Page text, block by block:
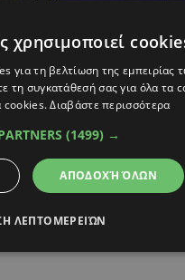
15.06.2021 22:55
Εισέβαλε στην
(BINTEO)
χρησιμοποιεί
για τη βελτίωση της εμπειρίας
τη συγκατάθεσή σας για όλα τα
cookies.Διαβάστε περισσότερα
(1499) →
ΑΠΟΔΟΧΉ ΌΛΩΝ
ΛΕΠΤΟΜΕΡΕΙΏΝ